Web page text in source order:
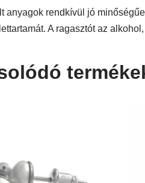
anyagok rendkívül jó
A ragasztót az